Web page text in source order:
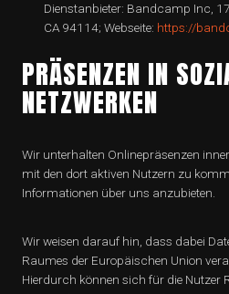
Dienstanbieter: Bandcamp Inc,
CA 94114; Webseite: https://
PRÄSENZEN IN
NETZWERKEN
Wir unterhalten Onlinepräsenzen
mit den dort aktiven Nutzern zu
Informationen über uns anzubieten.
Wir weisen darauf hin, dass dabei
Raumes der Europäischen Union
Hierdurch können sich für die Nutzer